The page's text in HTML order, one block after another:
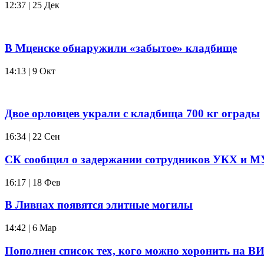
12:37 | 25 Дек
В Мценске обнаружили «забытое» кладбище
14:13 | 9 Окт
Двое орловцев украли с кладбища 700 кг ограды
16:34 | 22 Сен
СК сообщил о задержании сотрудников УКХ и
16:17 | 18 Фев
В Ливнах появятся элитные могилы
14:42 | 6 Мар
Пополнен список тех, кого можно хоронить на